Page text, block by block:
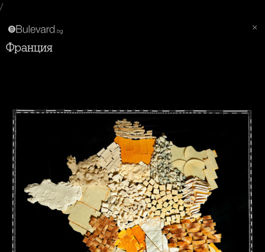
/
Франция